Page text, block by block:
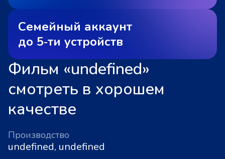
Семейный аккаунт
до 5‑ти устройств
Фильм «undefined»
смотреть в хорошем
качестве
Производство
undefined, undefined